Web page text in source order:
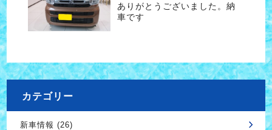
ありがとうございました。納
車です
カテゴリー
新車情報 (26)